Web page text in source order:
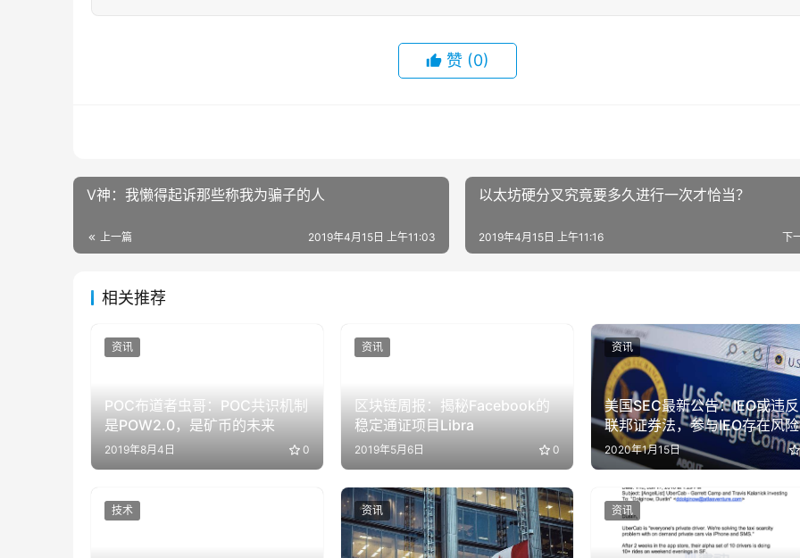
赞 (0)
V神：我懒得起诉那些称我为骗子的人
上一篇 2019年4月15日 上午11:03
以太坊硬分叉究竟要多久进行一次才恰当？
下
2019年4月15日 上午11:16
相关推荐
POC布道者虫哥：POC共识机制
是POW2.0，是矿币的未来
2019年8月4日 0
资讯
区块链周报：揭秘Facebook的
稳定通证项目Libra
2019年5月6日 0
资讯
美国SEC最新公告：IEO或违反
联邦证券法，参与IEO存在风险
2020年1月15日
资讯
技术 资讯 资讯